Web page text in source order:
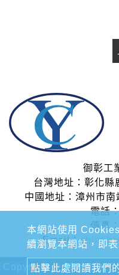
本網站使用
續瀏覽本網站，即
點擊此處閱讀我們
御彰工
台灣地址：彰化縣
中國地址：漳州市
電話
傳真
Email：
Copyright © 2020-2026